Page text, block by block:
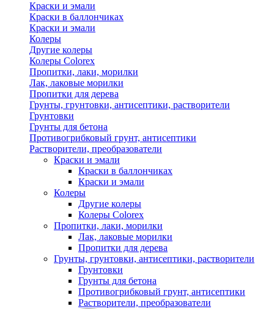
Краски и эмали
Краски в баллончиках
Краски и эмали
Колеры
Другие колеры
Колеры Colorex
Пропитки, лаки, морилки
Лак, лаковые морилки
Пропитки для дерева
Грунты, грунтовки, антисептики, растворители
Грунтовки
Грунты для бетона
Противогрибковый грунт, антисептики
Растворители, преобразователи
Краски и эмали
Краски в баллончиках
Краски и эмали
Колеры
Другие колеры
Колеры Colorex
Пропитки, лаки, морилки
Лак, лаковые морилки
Пропитки для дерева
Грунты, грунтовки, антисептики, растворители
Грунтовки
Грунты для бетона
Противогрибковый грунт, антисептики
Растворители, преобразователи